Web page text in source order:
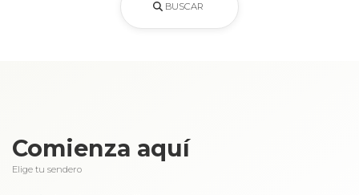
BUSCAR
Comienza aquí
Elige tu sendero